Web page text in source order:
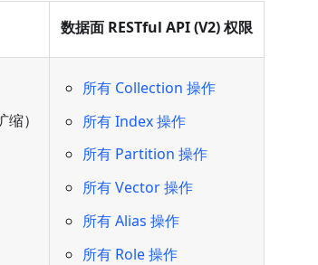
数据面 RESTful API (V2) 权限
）
所有 Collection 操作
所有 Index 操作
所有 Partition 操作
所有 Vector 操作
所有 Alias 操作
所有 Role 操作